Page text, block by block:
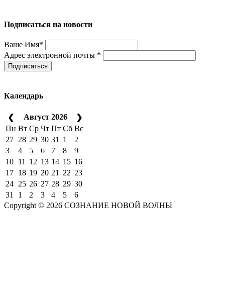
Подписаться на новости
Ваше Имя*
Адрес электронной почты *
Подписаться
Календарь
❮ Август 2026
❯
Пн Вт Ср Чт Пт Сб Вс
27 28 29 30 31 1
2
3
4 5 6 7 8
9
10 11 12 13 14 15 16
17 18 19 20 21 22 23
24 25 26 27 28 29 30
31
1 2 3 4 5
6
Copyright © 2026 СОЗНАНИЕ НОВОЙ ВОЛНЫ